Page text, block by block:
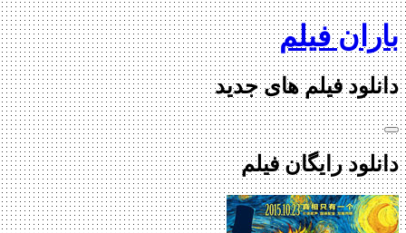
Skip
to
content
باران فیلم
دانلود فیلم های جدید
دانلود رایگان فیلم